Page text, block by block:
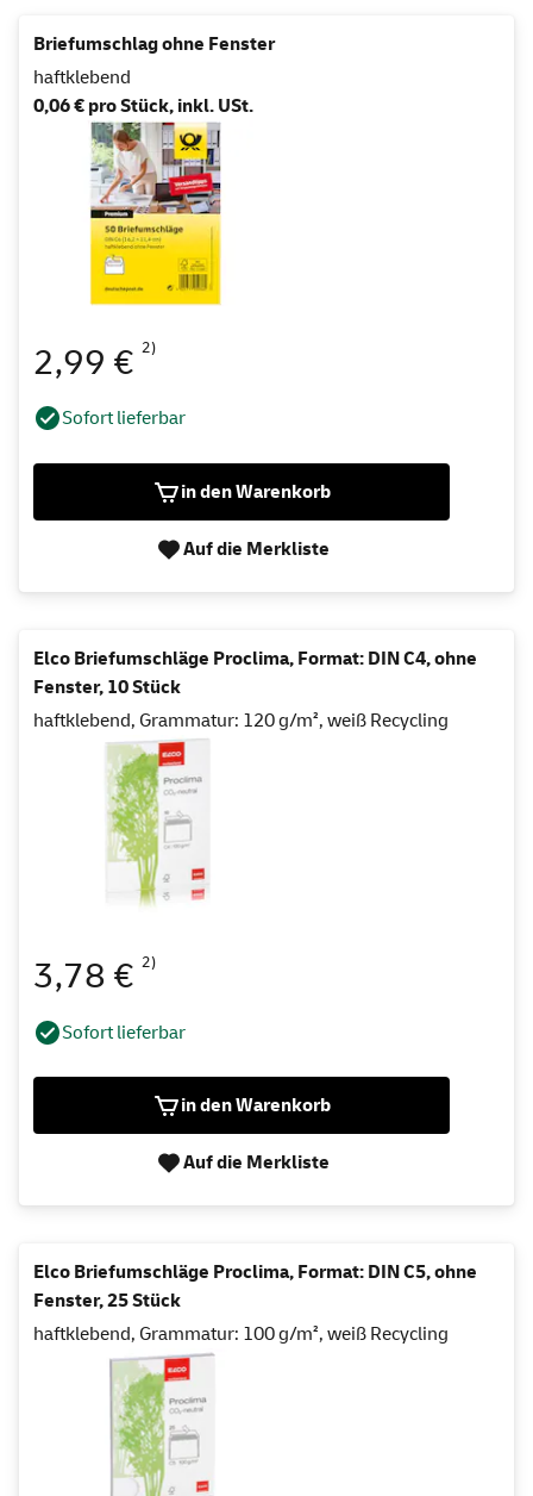
Briefumschlag ohne Fenster
haftklebend
0,06 € pro Stück, inkl. USt.
2,99 € 2)
Sofort lieferbar
in den Warenkorb
Auf die Merkliste
Elco Briefumschläge Proclima, Format: DIN C4, ohne
Fenster, 10 Stück
haftklebend, Grammatur: 120 g/m², weiß Recycling
3,78 € 2)
Sofort lieferbar
in den Warenkorb
Auf die Merkliste
Elco Briefumschläge Proclima, Format: DIN C5, ohne
Fenster, 25 Stück
haftklebend, Grammatur: 100 g/m², weiß Recycling